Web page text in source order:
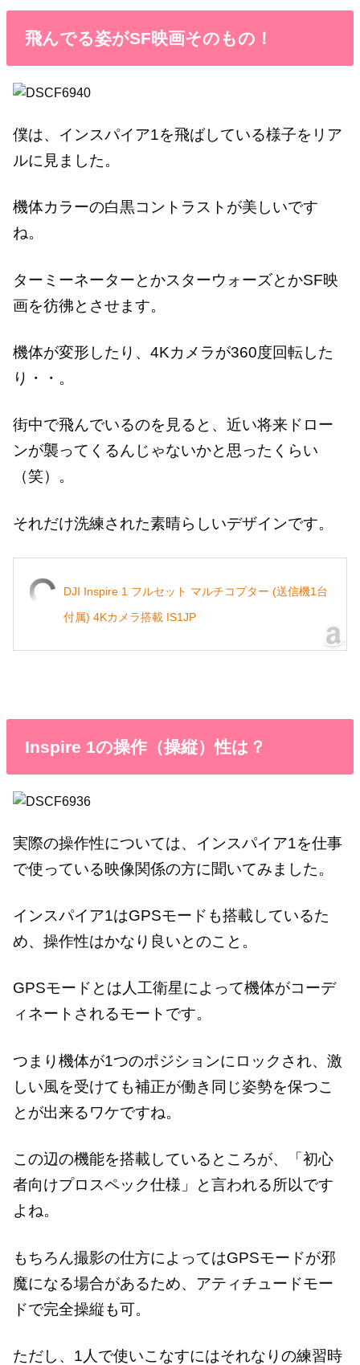
飛んでる姿がSF映画そのもの！
僕は、インスパイア1を飛ばしている様子をリア
ルに見ました。
機体カラーの白黒コントラストが美しいです
ね。
ターミーネーターとかスターウォーズとかSF映
画を彷彿とさせます。
機体が変形したり、4Kカメラが360度回転した
り・・。
街中で飛んでいるのを見ると、近い将来ドロー
ンが襲ってくるんじゃないかと思ったくらい
（笑）。
それだけ洗練された素晴らしいデザインです。
DJI Inspire 1 フルセット マルチコプター (送信機1台
付属) 4Kカメラ搭載 IS1JP
Inspire 1の操作（操縦）性は？
実際の操作性については、インスパイア1を仕事
で使っている映像関係の方に聞いてみました。
インスパイア1はGPSモードも搭載しているた
め、操作性はかなり良いとのこと。
GPSモードとは人工衛星によって機体がコーデ
ィネートされるモートです。
つまり機体が1つのポジションにロックされ、激
しい風を受けても補正が働き同じ姿勢を保つこ
とが出来るワケですね。
この辺の機能を搭載しているところが、「初心
者向けプロスペック仕様」と言われる所以です
よね。
もちろん撮影の仕方によってはGPSモードが邪
魔になる場合があるため、アティチュードモー
ドで完全操縦も可。
ただし、1人で使いこなすにはそれなりの練習時